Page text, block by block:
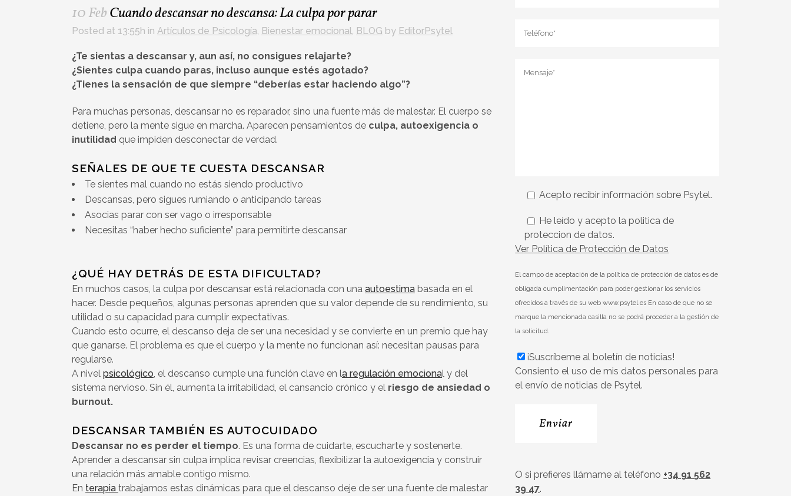
10 FebCuando descansar no descansa: La culpa por parar
Posted at 13:55h in Artículos de Psicología, Bienestar emocional, BLOG by EditorPsytel
¿Te sientas a descansar y, aun así, no consigues relajarte?
¿Sientes culpa cuando paras, incluso aunque estés agotado?
¿Tienes la sensación de que siempre “deberías estar haciendo algo”?
Para muchas personas, descansar no es reparador, sino una fuente más de malestar. El cuerpo se
detiene, pero la mente sigue en marcha. Aparecen pensamientos de culpa, autoexigencia o
inutilidad que impiden desconectar de verdad.
SEÑALES DE QUE TE CUESTA DESCANSAR
Te sientes mal cuando no estás siendo productivo
Descansas, pero sigues rumiando o anticipando tareas
Asocias parar con ser vago o irresponsable
Necesitas “haber hecho suficiente” para permitirte descansar
¿QUÉ HAY DETRÁS DE ESTA DIFICULTAD?
En muchos casos, la culpa por descansar está relacionada con una autoestima basada en el
hacer. Desde pequeños, algunas personas aprenden que su valor depende de su rendimiento, su
utilidad o su capacidad para cumplir expectativas.
Cuando esto ocurre, el descanso deja de ser una necesidad y se convierte en un premio que hay
que ganarse. El problema es que el cuerpo y la mente no funcionan así: necesitan pausas para
regularse.
A nivel psicológico, el descanso cumple una función clave en la regulación emocional y del
sistema nervioso. Sin él, aumenta la irritabilidad, el cansancio crónico y el riesgo de ansiedad o
burnout.
DESCANSAR TAMBIÉN ES AUTOCUIDADO
Descansar no es perder el tiempo. Es una forma de cuidarte, escucharte y sostenerte.
Aprender a descansar sin culpa implica revisar creencias, flexibilizar la autoexigencia y construir
una relación más amable contigo mismo.
En terapia trabajamos estas dinámicas para que el descanso deje de ser una fuente de malestar
Acepto recibir información sobre Psytel.
He leído y acepto la politica de
proteccion de datos.
Ver Política de Protección de Datos
El campo de aceptación de la política de protección de datos es de
obligada cumplimentación para poder gestionar los servicios
ofrecidos a través de su web www.psytel.es En caso de que no se
marque la mencionada casilla no se podrá proceder a la gestión de
la solicitud.
¡Suscríbeme al boletín de noticias!
Consiento el uso de mis datos personales para
el envío de noticias de Psytel.
O si prefieres llámame al teléfono +34 91 562
39 47.